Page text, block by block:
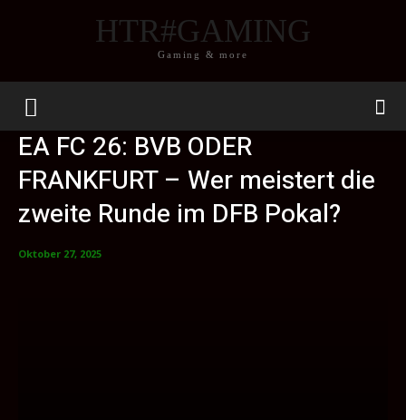
HTR#GAMING
Gaming & more
EA FC 26: BVB ODER
FRANKFURT – Wer meistert die
zweite Runde im DFB Pokal?
Oktober 27, 2025